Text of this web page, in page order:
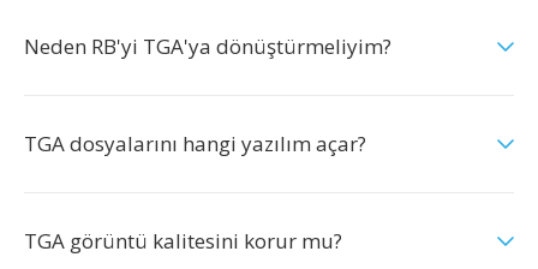
Neden RB'yi TGA'ya dönüştürmeliyim?
TGA dosyalarını hangi yazılım açar?
TGA görüntü kalitesini korur mu?